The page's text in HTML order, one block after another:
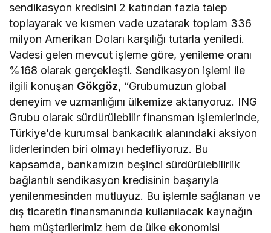
sendikasyon kredisini 2 katından fazla talep
toplayarak ve kısmen vade uzatarak toplam 336
milyon Amerikan Doları karşılığı tutarla yeniledi.
Vadesi gelen mevcut işleme göre, yenileme oranı
%168 olarak gerçekleşti. Sendikasyon işlemi ile
ilgili konuşan Gökgöz, “Grubumuzun global
deneyim ve uzmanlığını ülkemize aktarıyoruz. ING
Grubu olarak sürdürülebilir finansman işlemlerinde,
Türkiye’de kurumsal bankacılık alanındaki aksiyon
liderlerinden biri olmayı hedefliyoruz. Bu
kapsamda, bankamızın beşinci sürdürülebilirlik
bağlantılı sendikasyon kredisinin başarıyla
yenilenmesinden mutluyuz. Bu işlemle sağlanan ve
dış ticaretin finansmanında kullanılacak kaynağın
hem müşterilerimiz hem de ülke ekonomisi